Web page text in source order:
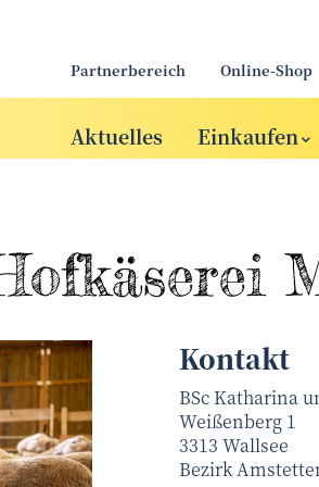
Partnerbereich Online-Shop
Aktuelles Einkaufen
Kontakt
BSc Katharina
Weißenberg 1
3313 Wallsee
Bezirk